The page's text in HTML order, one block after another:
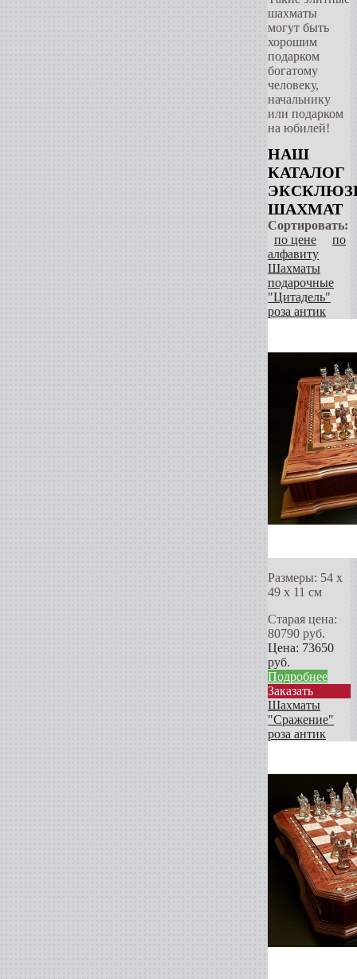
шахматы
могут быть
хорошим
подарком
богатому
человеку,
начальнику
или подарком
на юбилей!
НАШ
КАТАЛОГ
ШАХМАТ
Сортировать:
по цене
по
алфавиту
Шахматы
подарочные
"Цитадель"
роза антик
Размеры: 54 х
49 х 11 см
Старая цена:
80790 руб.
Цена: 73650
руб.
Подробнее
Заказать
Шахматы
"Сражение"
роза антик